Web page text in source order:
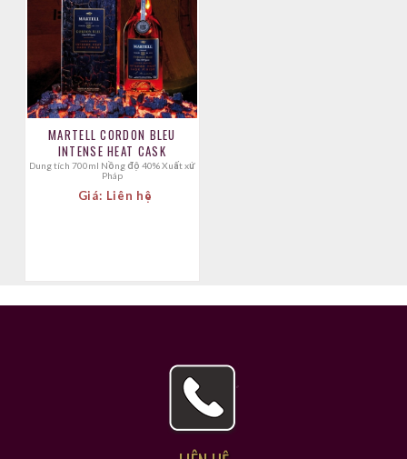
MARTELL CORDON BLEU
INTENSE HEAT CASK
Dung tích 700ml Nồng độ 40% Xuất xứ
Pháp
Giá: Liên hệ